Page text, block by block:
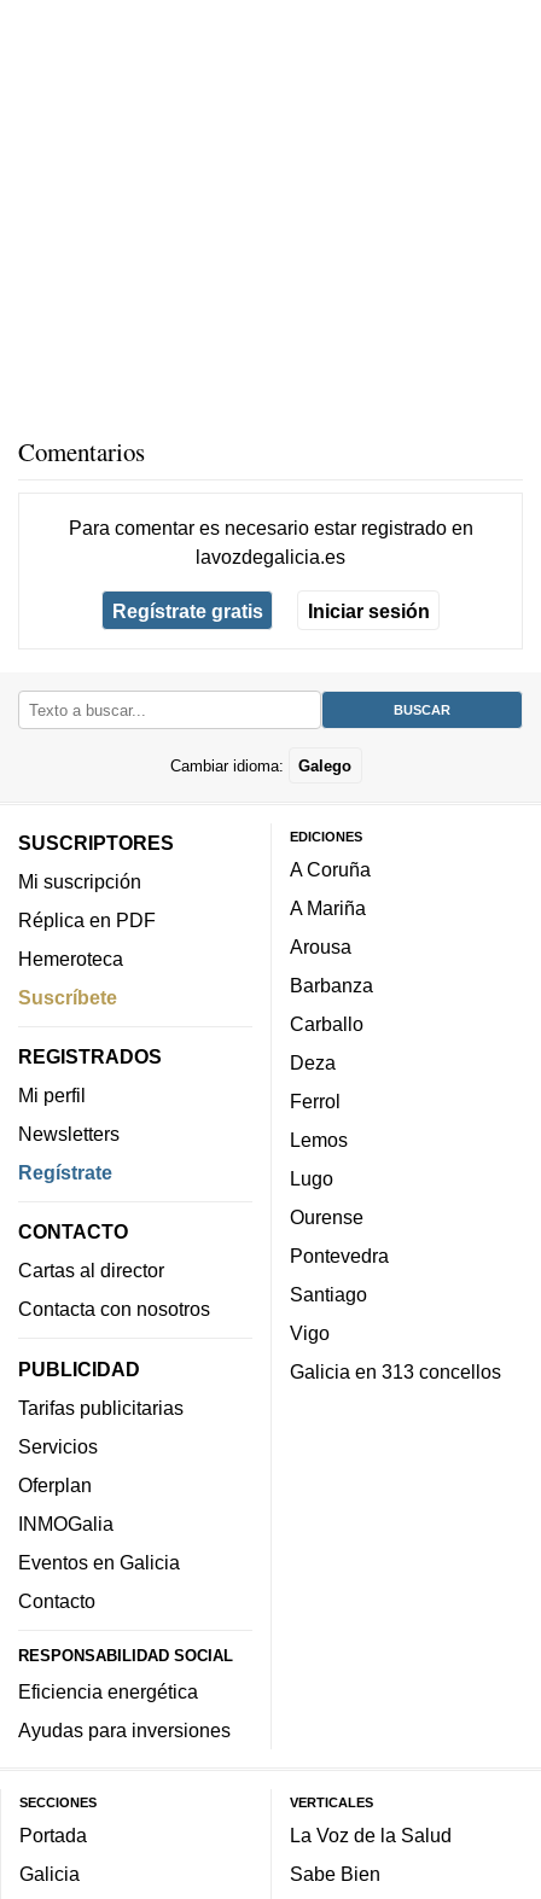
Comentarios
Para comentar es necesario estar registradoen
lavozdegalicia.es
Regístrate gratis Iniciar sesión
Cambiar idioma: Galego
SUSCRIPTORES
Mi suscripción
Réplica en PDF
Hemeroteca
Suscríbete
REGISTRADOS
Mi perfil
Newsletters
Regístrate
CONTACTO
Cartas al director
Contacta con nosotros
PUBLICIDAD
Tarifas publicitarias
Servicios
Oferplan
INMOGalia
Eventos en Galicia
Contacto
RESPONSABILIDAD SOCIAL
Eficiencia energética
Ayudas para inversiones
EDICIONES
A Coruña
A Mariña
Arousa
Barbanza
Carballo
Deza
Ferrol
Lemos
Lugo
Ourense
Pontevedra
Santiago
Vigo
Galicia en 313 concellos
SECCIONES
Portada
Galicia
VERTICALES
La Voz de la Salud
Sabe Bien